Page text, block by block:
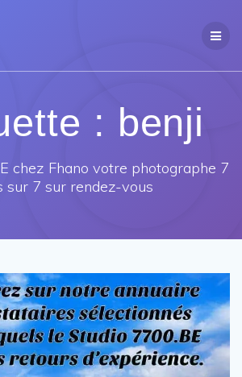
: benji
chez Fhano votre photographe 7
sur 7 sur rendez-vous